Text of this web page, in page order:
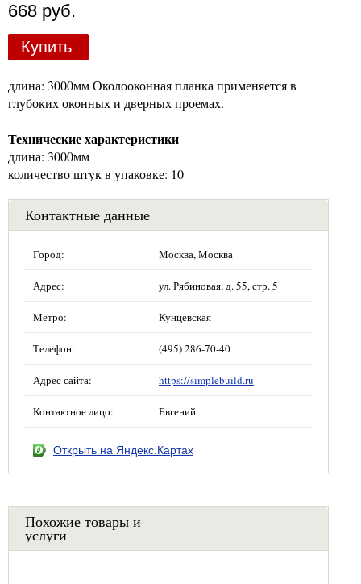
668 руб.
Купить
длина: 3000мм Околооконная планка применяется в
глубоких оконных и дверных проемах.
Технические характеристики
длина: 3000мм
количество штук в упаковке: 10
Контактные данные
Город: Москва, Москва
Адрес: ул. Рябиновая, д. 55, стр. 5
Метро: Кунцевская
Телефон: (495) 286-70-40
Адрес сайта: https://simplebuild.ru
Контактное лицо: Евгений
Открыть на Яндекс.Картах
Похожие товары и
услуги